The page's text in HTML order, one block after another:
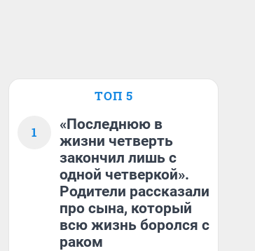
ТОП 5
1
«Последнюю в
жизни четверть
закончил лишь с
одной четверкой».
Родители рассказали
про сына, который
всю жизнь боролся с
раком